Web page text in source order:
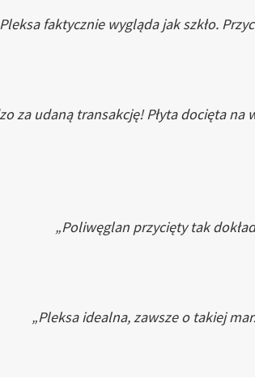
faktycznie wygląda jak szkło.
za udaną transakcję! Płyta docięta
„Poliwęglan przycięty tak
„Pleksa idealna, zawsze o takiej